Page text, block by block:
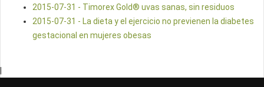
2015-07-31 - Timorex Gold® uvas sanas, sin residuos
2015-07-31 - La dieta y el ejercicio no previenen la diabetes
gestacional en mujeres obesas